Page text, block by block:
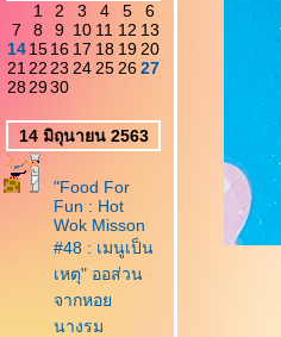
1
2 3 4 5
6
7
8 9 10 11 12 13
141516 17 18 19 20
21 22 23 24 25 26 27
282930
14 มิถุนายน 2563
"Food For
Fun : Hot
Wok Misson
#48 : เมนูเป็น
เหตุ" ออส่วน
จากหอ
นางรม